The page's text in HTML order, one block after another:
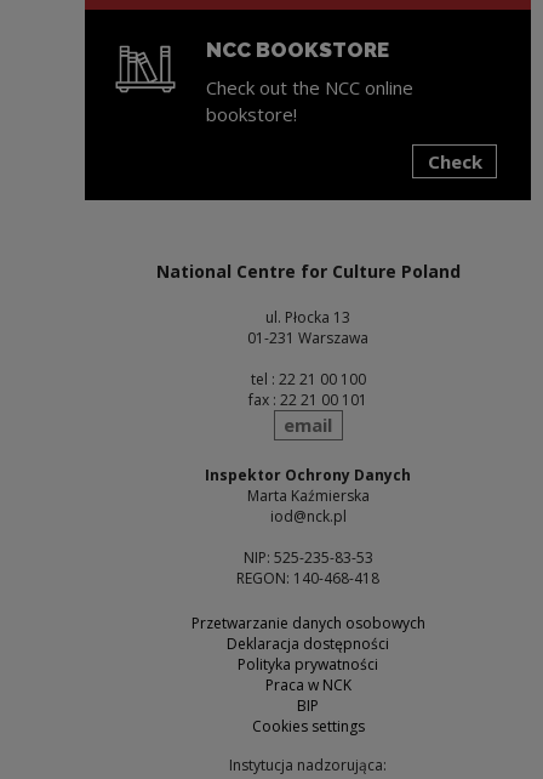
NCC BOOKSTORE
Check out the NCC online
bookstore!
Check
National Centre for Culture Poland
ul. Płocka 13
01-231 Warszawa
tel : 22 21 00 100
fax : 22 21 00 101
send
email
Inspektor Ochrony Danych
Marta Kaźmierska
iod@nck.pl
NIP: 525-235-83-53
REGON: 140-468-418
Przetwarzanie danych osobowych
Deklaracja dostępności
Polityka prywatności
Praca w NCK
BIP
Cookies settings
Instytucja nadzorująca: